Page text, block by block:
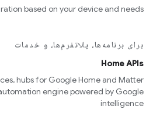
based on your device and needs
برای برنامه‌ها، پلاتفرم‌ها، و خدمات
Home APIs
hubs for Google Home and Matter
engine powered by Google
intelligence